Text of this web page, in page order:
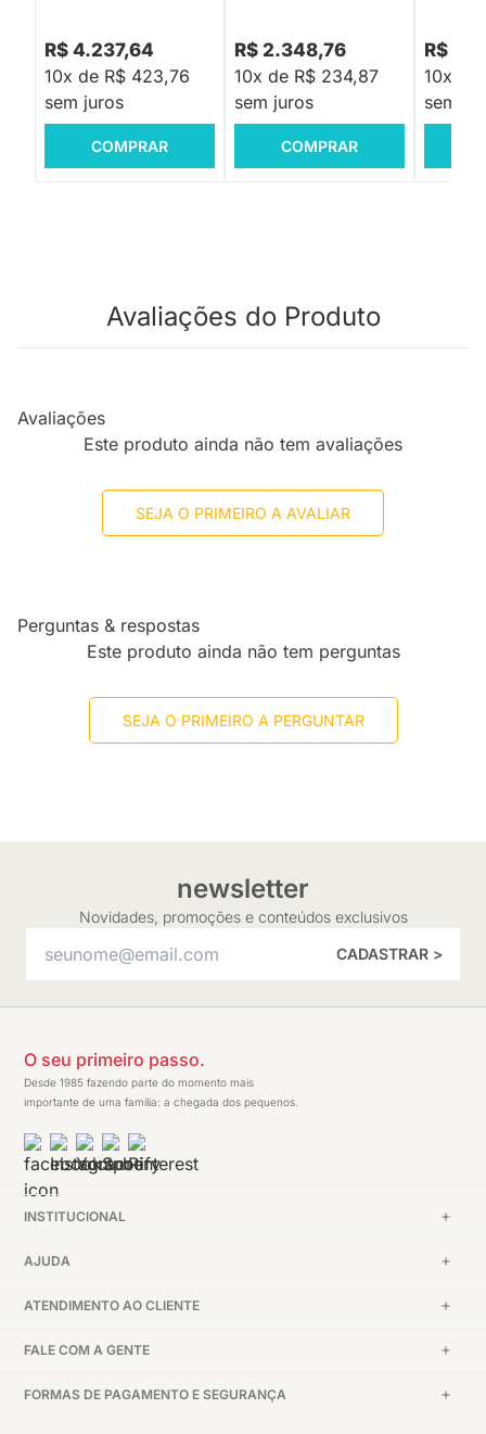
R$ 4.237,64
10x de R$ 423,76
sem juros
COMPRAR
R$ 2.348,76
10x de R$ 234,87
sem juros
COMPRAR
R$
10x de
sem
Avaliações do Produto
Avaliações
Este produto ainda não tem avaliações
SEJA O PRIMEIRO A AVALIAR
Perguntas & respostas
Este produto ainda não tem perguntas
SEJA O PRIMEIRO A PERGUNTAR
newsletter
Novidades, promoções e conteúdos exclusivos
CADASTRAR >
O seu primeiro passo.
Desde 1985 fazendo parte do momento mais
importante de uma família: a chegada dos pequenos.
INSTITUCIONAL
AJUDA
ATENDIMENTO AO CLIENTE
FALE COM A GENTE
FORMAS DE PAGAMENTO E SEGURANÇA